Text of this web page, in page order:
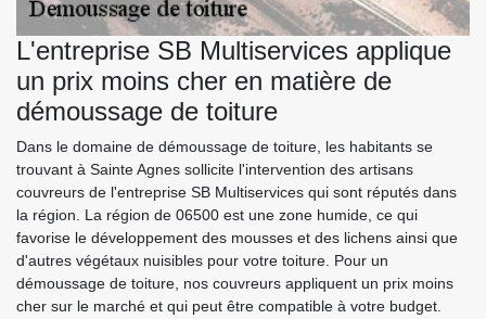
L'entreprise SB Multiservices applique
un prix moins cher en matière de
démoussage de toiture
Dans le domaine de démoussage de toiture, les habitants se
trouvant à Sainte Agnes sollicite l'intervention des artisans
couvreurs de l'entreprise SB Multiservices qui sont réputés dans
la région. La région de 06500 est une zone humide, ce qui
favorise le développement des mousses et des lichens ainsi que
d'autres végétaux nuisibles pour votre toiture. Pour un
démoussage de toiture, nos couvreurs appliquent un prix moins
cher sur le marché et qui peut être compatible à votre budget.